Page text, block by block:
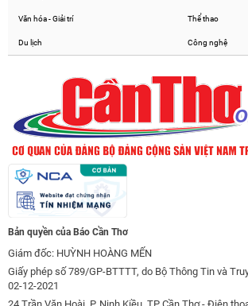
Văn hóa - Giải trí Thể thao
Du lịch Công nghệ
Bản quyền của Báo Cần Thơ
Giám đốc: HUỲNH HOÀNG MẾN
Giấy phép số 789/GP-BTTTT, do Bộ Thông Tin và
02-12-2021